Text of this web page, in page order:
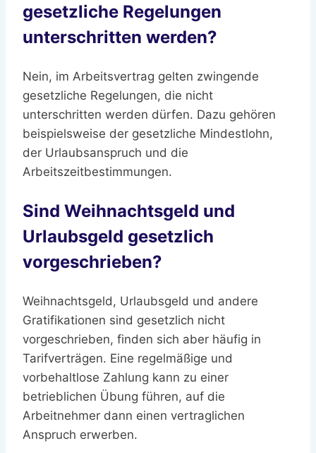
gesetzliche Regelungen
unterschritten werden?
Nein, im Arbeitsvertrag gelten zwingende
gesetzliche Regelungen, die nicht
unterschritten werden dürfen. Dazu gehören
beispielsweise der gesetzliche Mindestlohn,
der Urlaubsanspruch und die
Arbeitszeitbestimmungen.
Sind Weihnachtsgeld und
Urlaubsgeld gesetzlich
vorgeschrieben?
Weihnachtsgeld, Urlaubsgeld und andere
Gratifikationen sind gesetzlich nicht
vorgeschrieben, finden sich aber häufig in
Tarifverträgen. Eine regelmäßige und
vorbehaltlose Zahlung kann zu einer
betrieblichen Übung führen, auf die
Arbeitnehmer dann einen vertraglichen
Anspruch erwerben.